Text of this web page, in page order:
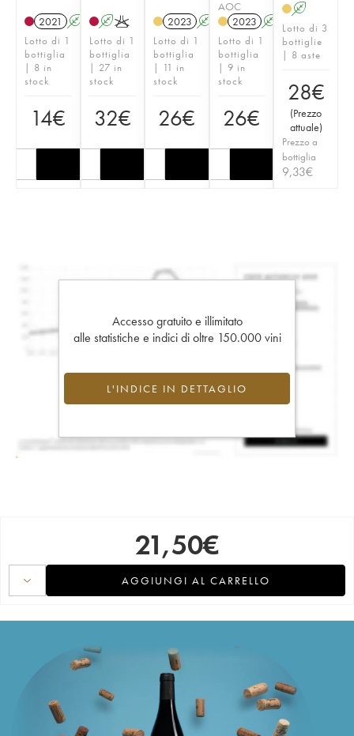
2021 A K
Lotto di 1
bottiglia
| 8 in
stock
14€
AK
Lotto di 1
bottiglia
| 27 in
stock
32€
2023 A
Lotto di 1
bottiglia
| 11 in
stock
26€
AOC
2023 A
Lotto di 1
bottiglia
| 9 in
stock
26€
A
Lotto di 3
bottiglie
| 8 aste
28€
(Prezzo
attuale)
Prezzo a
bottiglia
9,33€
Accesso gratuito e illimitato
alle statistiche e indici di oltre 150.000 vini
L'INDICE IN DETTAGLIO
21,50€
AGGIUNGI AL CARRELLO